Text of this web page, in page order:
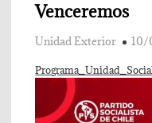
Venceremos
Unidad Exterior 10/